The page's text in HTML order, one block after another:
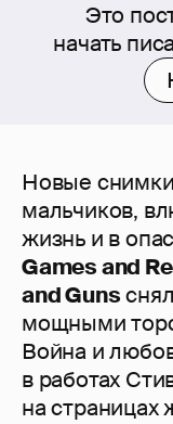
Это
начать
Новые
мальчиков,
жизнь и в
Games and
and Guns
мощными
Война и
в работах
на страницах